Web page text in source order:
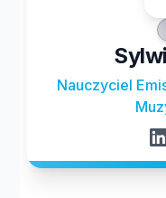
Nauczyciel